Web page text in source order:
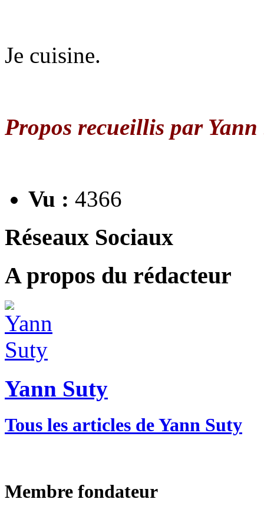
Je cuisine.
Propos recueillis par Yann
Vu : 4366
Réseaux Sociaux
A propos du rédacteur
Yann Suty
Tous les articles de Yann Suty
Membre fondateur